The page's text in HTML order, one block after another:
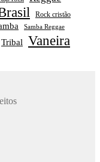
Rock cristão
Samba Reggae
Tribal Vaneira